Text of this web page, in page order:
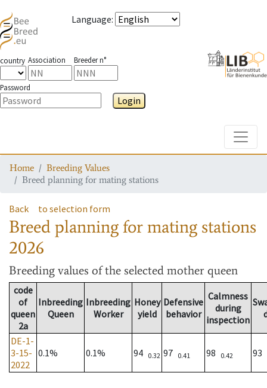
Language:
country Association Breeder n°
Password
Login
Home
Breeding Values
Breed planning for mating stations
Back to selection form
Breed planning for mating stations
2026
Breeding values of the selected mother queen
code
of
queen
2a
Inbreeding
Queen
Inbreeding
Worker
Honey
yield
Defensive
behavior
Calmness
during
inspection
DE-1-
3-15-
2022
0.1% 0.1% 94 0.32 97 0.41 98 0.42 93